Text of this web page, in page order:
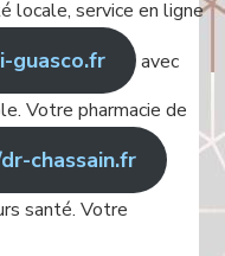
locale, service en ligne
guasco.fr
avec
Votre pharmacie de
chassain.fr
santé. Votre